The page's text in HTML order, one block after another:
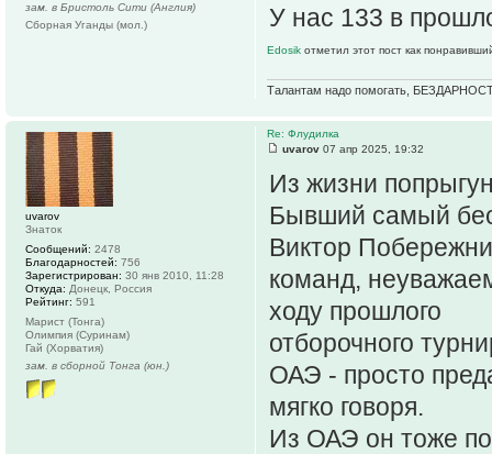
У нас 133 в
Edosik отметил этот пост как
Талантам надо помогать,
зам. в Бристоль Сити (Англия)
Сборная Уганды (мол.)
Re: Флудилка
uvarov 07 апр 2025, 19:32
Из жизни
Бывший самый
Виктор
команд,
ходу прошлого
отборочного
ОАЭ - просто
мягко говоря.
Из ОАЭ он тоже
uvarov
Знаток
Сообщений: 2478
Благодарностей: 756
Зарегистрирован: 30 янв 2010, 11:28
Откуда: Донецк, Россия
Рейтинг: 591
Марист (Тонга)
Олимпия (Суринам)
Гай (Хорватия)
зам. в сборной Тонга (юн.)